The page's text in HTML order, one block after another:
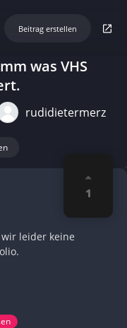
Beitrag erstellen
was VHS
rudidietermerz
1
leider keine